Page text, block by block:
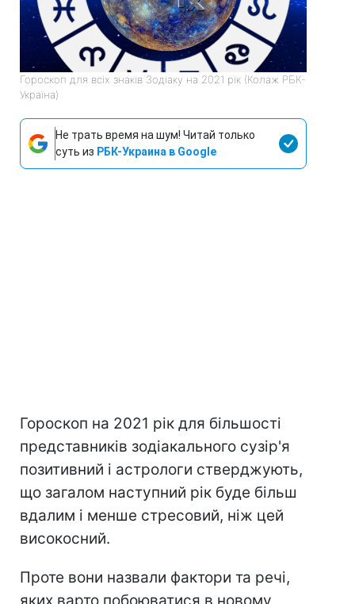
Гороскоп для всіх знаків Зодіаку на 2021 рік (Колаж РБК-
Україна)
Не трать время на шум! Читай только
суть из РБК-Украина в Google
Гороскоп на 2021 рік для більшості
представників зодіакального сузір'я
позитивний і астрологи стверджують,
що загалом наступний рік буде більш
вдалим і менше стресовий, ніж цей
високосний.
Проте вони назвали фактори та речі,